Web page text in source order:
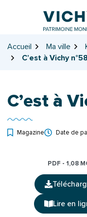
pageAccueil Ma ville
C’est à Vichy n°58
C’est à
Magazine Date de
PDF - 1,08
Lire en